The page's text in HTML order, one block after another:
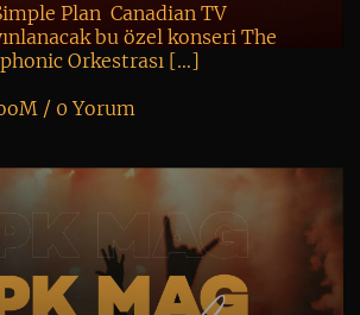
Plan Canadian TV
bu özel konseri The
Orkestrası […]
/ 0 Yorum